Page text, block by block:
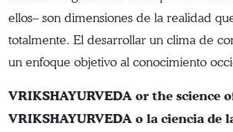
ellos– son dimensiones de la realidad
totalmente. El desarrollar un clima de
un enfoque objetivo al conocimiento
VRIKSHAYURVEDA or the
VRIKSHAYURVEDA o la ciencia de